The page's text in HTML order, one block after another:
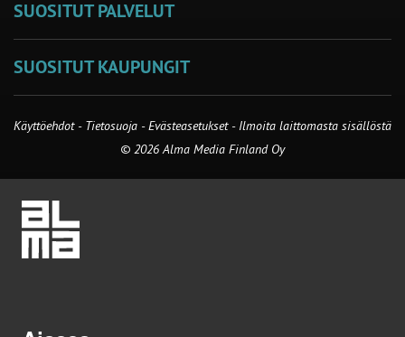
SUOSITUT PALVELUT
SUOSITUT KAUPUNGIT
Käyttöehdot - Tietosuoja -Evästeasetukset- Ilmoita laittomasta sisällöstä
© 2026 Alma Media Finland Oy